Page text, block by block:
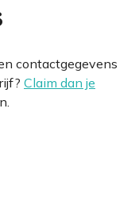
contactgegevens
Claim dan je